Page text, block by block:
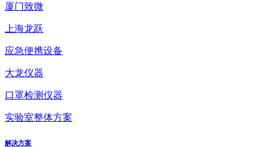
厦门致微
上海龙跃
应急便携设备
大龙仪器
口罩检测仪器
实验室整体方案
解决方案